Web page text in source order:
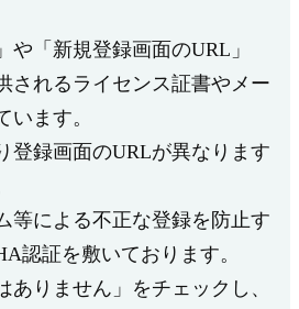
や「新規登録画面のURL」
されるライセンス証書やメー
います。
登録画面のURLが異なります
等による不正な登録を防止す
認証を敷いております。
ありません」をチェックし、